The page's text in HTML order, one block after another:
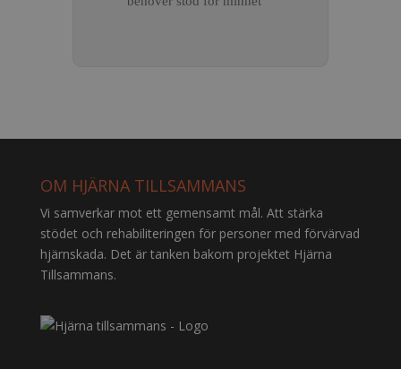
OM HJÄRNA TILLSAMMANS
Vi samverkar mot ett gemensamt mål. Att stärka
stödet och rehabiliteringen för personer med förvärvad
hjärnskada. Det är tanken bakom projektet Hjärna
Tillsammans.